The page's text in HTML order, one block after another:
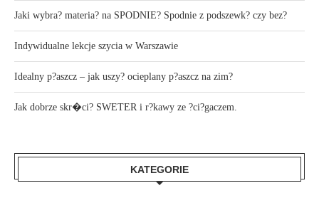
Jaki wybra? materia? na SPODNIE? Spodnie z podszewk? czy bez?
Indywidualne lekcje szycia w Warszawie
Idealny p?aszcz – jak uszy? ocieplany p?aszcz na zim?
Jak dobrze skr�ci? SWETER i r?kawy ze ?ci?gaczem.
KATEGORIE